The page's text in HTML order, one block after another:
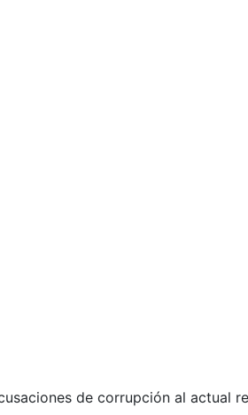
de corrupción al actual